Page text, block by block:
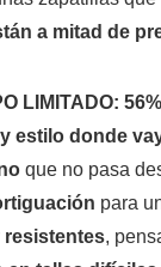
a mitad de
LIMITADO:
estilo donde
que no pasa
para
resistentes,